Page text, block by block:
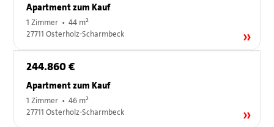
Apartment zum Kauf
1 Zimmer • 44 m²
27711 Osterholz-Scharmbeck
244.860 €
Apartment zum Kauf
1 Zimmer • 46 m²
27711 Osterholz-Scharmbeck